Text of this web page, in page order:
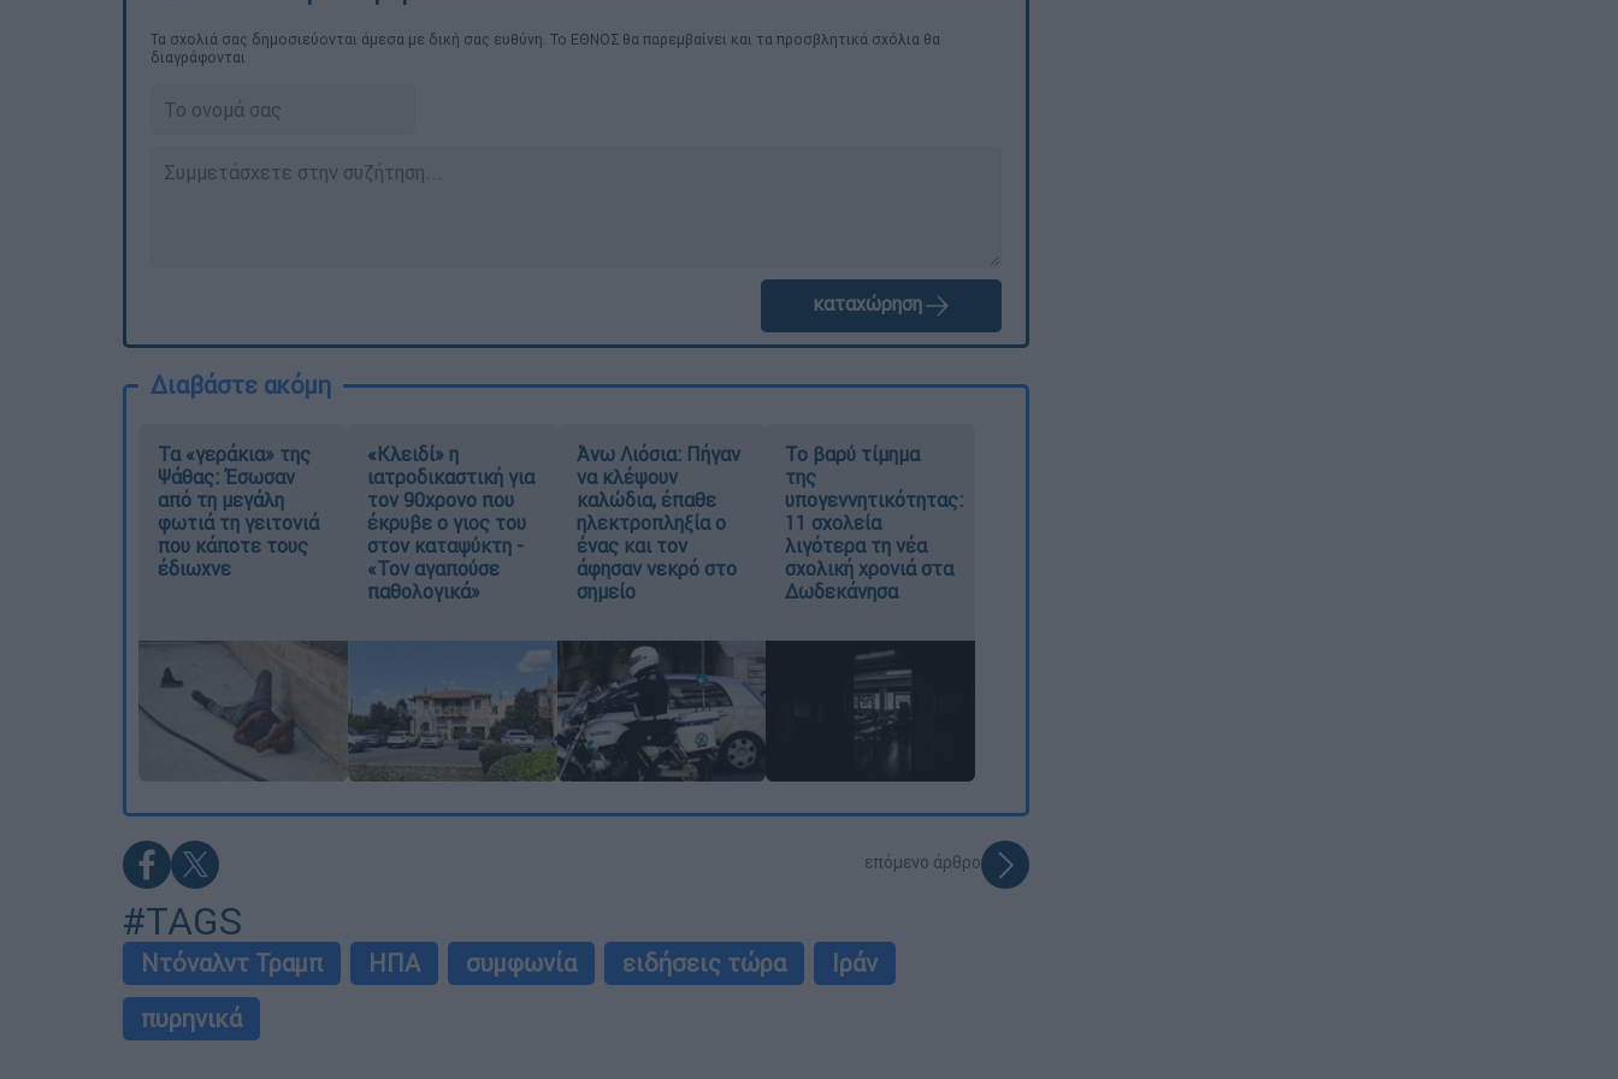
Τα σχολιά σας δημοσιεύονται άμεσα με δική σας ευθύνη. Το ΕΘΝΟΣ θα παρεμβαίνει και τα προσβλητικά σχόλια θα
διαγράφονται
καταχώρηση
Διαβάστε ακόμη
Τα «γεράκια» της
Ψάθας: Έσωσαν
από τη μεγάλη
φωτιά τη γειτονιά
που κάποτε τους
έδιωχνε
«Κλειδί» η
ιατροδικαστική για
τον 90χρονο που
έκρυβε ο γιος του
στον καταψύκτη -
«Τον αγαπούσε
παθολογικά»
Άνω Λιόσια: Πήγαν
να κλέψουν
καλώδια, έπαθε
ηλεκτροπληξία ο
ένας και τον
άφησαν νεκρό στο
σημείο
Το βαρύ τίμημα
της
υπογεννητικότητας:
11 σχολεία
λιγότερα τη νέα
σχολική χρονιά στα
Δωδεκάνησα
επόμενο άρθρο
#TAGS
Ντόναλντ Τραμπ ΗΠΑ συμφωνία ειδήσεις τώρα
Ιράν
πυρηνικά